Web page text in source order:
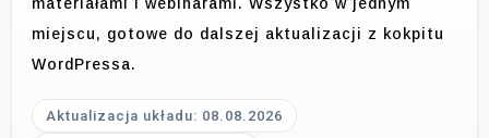
miejscu, gotowe do dalszej aktualizacji z kokpitu
WordPressa.
Aktualizacja układu: 08.08.2026